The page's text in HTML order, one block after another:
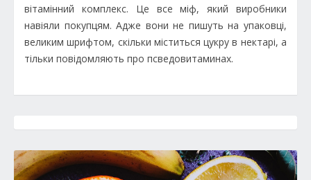
вітамінний комплекс. Це все міф, який виробники
навіяли покупцям. Адже вони не пишуть на упаковці,
великим шрифтом, скільки міститься цукру в нектарі, а
тільки повідомляють про псведовитаминах.